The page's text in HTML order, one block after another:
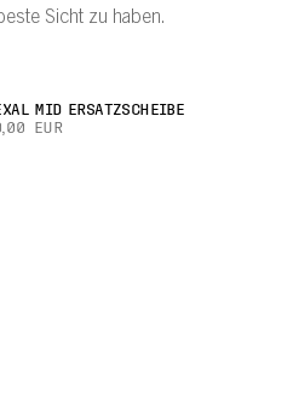
Sicht zu haben.
MID ERSATZSCHEIBE
EUR